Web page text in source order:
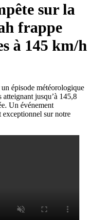
sur la
frappe
à 145 km/h
épisode météorologique
atteignant jusqu’à 145,8
Un événement
exceptionnel sur notre